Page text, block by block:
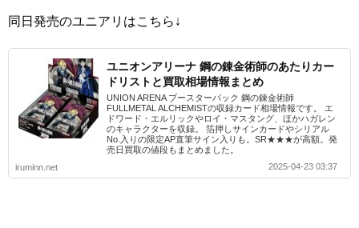
同日発売のユニアリはこちら↓
ユニオンアリーナ 鋼の錬金術師のあたりカー
ドリストと買取相場情報まとめ
UNION ARENA ブースターパック 鋼の錬金術師
FULLMETAL ALCHEMISTの収録カード相場情報です。 エ
ドワード・エルリックやロイ・マスタング、ほかハガレン
のキャラクターを収録。 箔押しサインカードやシリアル
No.入りの限定AP直筆サイン入りも。SR★★★が高額。発
売日買取の値段もまとめました。
iruminn.net
2025-04-23 03:37